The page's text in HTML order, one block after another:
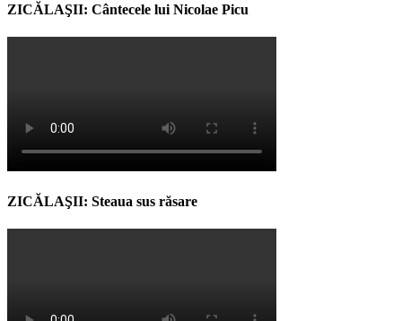
ZICĂLAŞII: Cântecele lui Nicolae Picu
ZICĂLAŞII: Steaua sus răsare